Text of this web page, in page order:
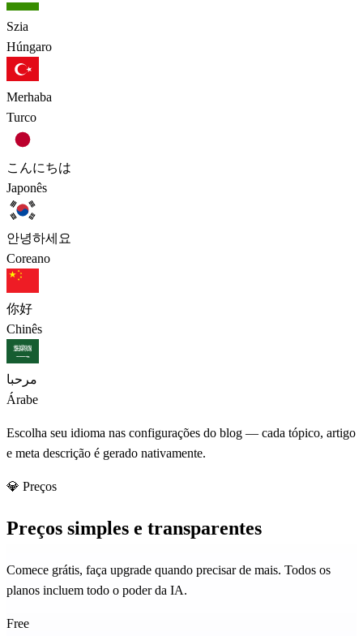
Szia
Húngaro
Merhaba
Turco
こんにちは
Japonês
안녕하세요
Coreano
你好
Chinês
مرحبا
Árabe
Escolha seu idioma nas configurações do blog — cada tópico, artigo
e meta descrição é gerado nativamente.
💎 Preços
Preços simples e transparentes
Comece grátis, faça upgrade quando precisar de mais. Todos os
planos incluem todo o poder da IA.
Free